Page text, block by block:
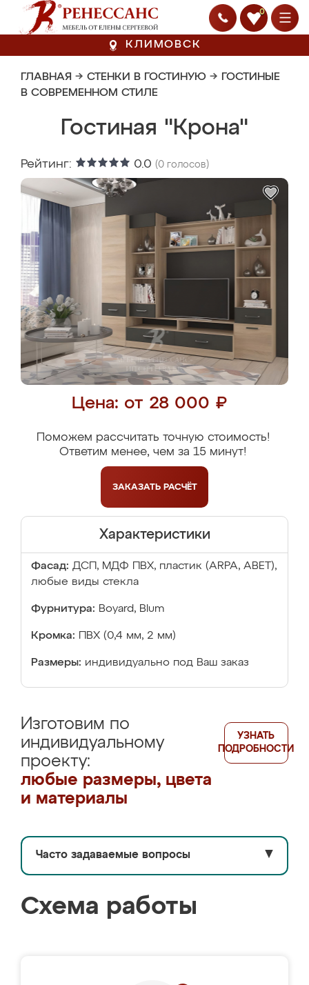
0
КЛИМОВСК
ГЛАВНАЯ → СТЕНКИ В ГОСТИНУЮ → ГОСТИНЫЕ
В СОВРЕМЕННОМ СТИЛЕ
Гостиная "Крона"
Рейтинг: 0.0 (0 голосов)
Цена: от 28 000 ₽
Поможем рассчитать точную стоимость!
Ответим менее, чем за 15 минут!
ЗАКАЗАТЬ РАСЧЁТ
Характеристики
Фасад: ДСП, МДФ ПВХ, пластик (ARPA, ABET),
любые виды стекла
Фурнитура: Boyard, Blum
Кромка: ПВХ (0,4 мм, 2 мм)
Размеры: индивидуально под Ваш заказ
Изготовим по
индивидуальному
проекту:
любые размеры, цвета
и материалы
УЗНАТЬ
ПОДРОБНОСТИ
Часто задаваемые вопросы ▼
Схема работы